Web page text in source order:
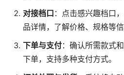
对接档口 ：点击感兴趣档口
品详情，了解价格、规格等信
下单与支付：确认所需款式
下单，支持多种支付方式。